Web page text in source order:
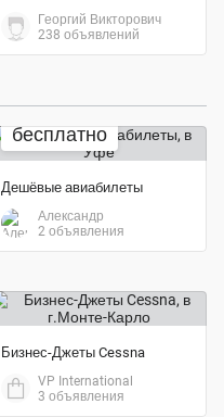
Георгий Викторович
238 объявлений
бесплатно
Дешёвые авиабилеты
Александр
2 объявления
Бизнес-Джеты Cessna
VP International
3 объявления